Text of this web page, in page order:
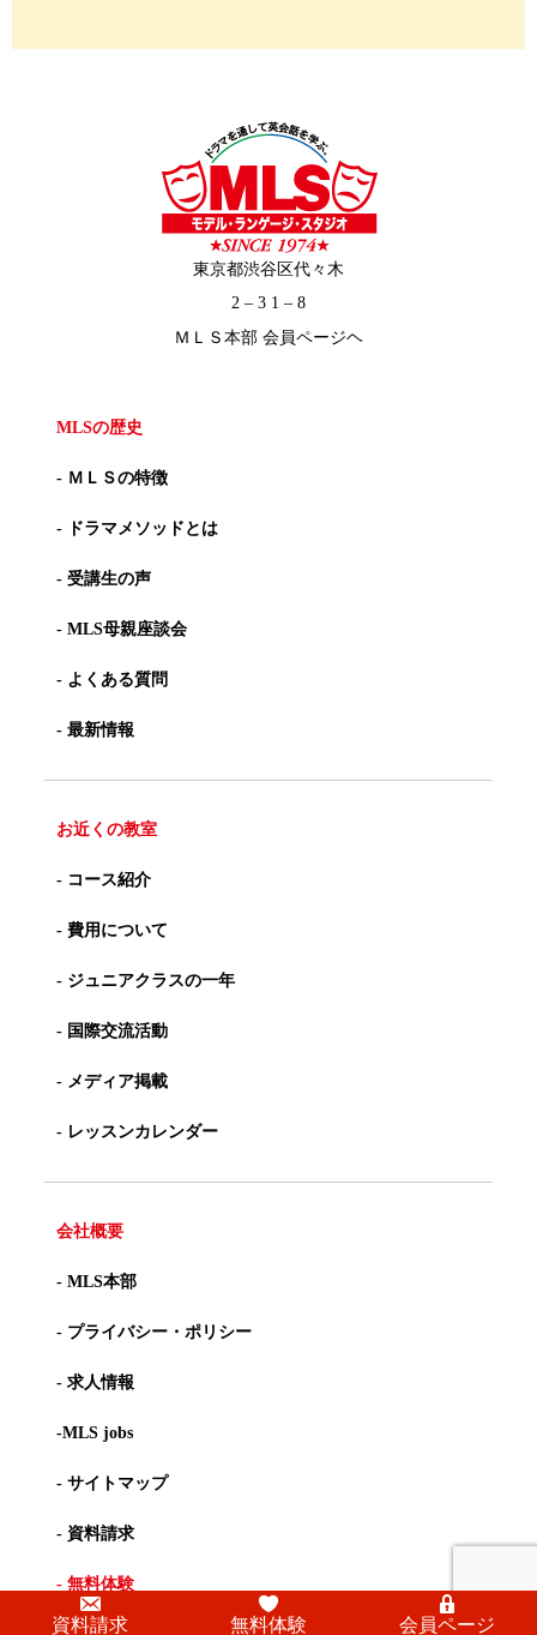
東京都渋谷区代々木
2 – 3 1 – 8
ＭＬＳ本部 会員ページヘ
MLSの歴史
- ＭＬＳの特徴
- ドラマメソッドとは
- 受講生の声
- MLS母親座談会
- よくある質問
- 最新情報
お近くの教室
- コース紹介
- 費用について
- ジュニアクラスの一年
- 国際交流活動
- メディア掲載
- レッスンカレンダー
会社概要
- MLS本部
- プライバシー・ポリシー
- 求人情報
-MLS jobs
- サイトマップ
- 資料請求
- 無料体験
資料請求 無料体験 会員ページ